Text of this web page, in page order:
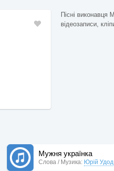
Пісні виконавця
відеозаписи,
Мужня українка
Слова / Музика: Юрій Удод